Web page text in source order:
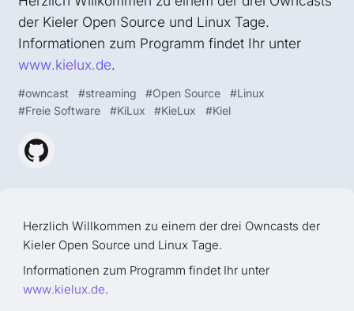
der Kieler Open Source und Linux Tage.
Informationen zum Programm findet Ihr unter
www.kielux.de.
#owncast #streaming #Open Source #Linux
#Freie Software #KiLux #KieLux #Kiel
Herzlich Willkommen zu einem der drei Owncasts der
Kieler Open Source und Linux Tage.
Informationen zum Programm findet Ihr unter
www.kielux.de.